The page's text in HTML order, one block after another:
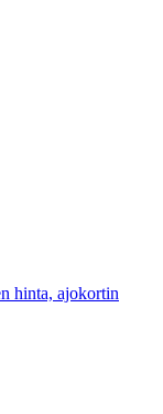
hinta, ajokortin